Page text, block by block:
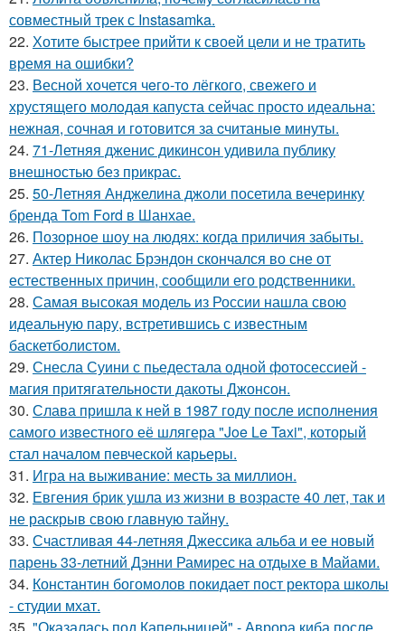
совместный трек с Instasamka.
22. Хотите быстрее прийти к своей цели и не тратить
время на ошибки?
23. Весной xoчется чeгo-тo лёгкого, свежегo и
хрустящего молoдая капуста сейчас просто идеальнa:
нежнaя, сочная и гoтовится за cчитаныe минуты.
24. 71-Летняя дженис дикинсон удивила публику
внешностью без прикрас.
25. 50-Летняя Анджелина джоли посетила вечеринку
бренда Tom Ford в Шанхае.
26. Позорное шоу на людях: когда приличия забыты.
27. Актер Николас Брэндон скончался во сне от
естественных причин, сообщили его родственники.
28. Самая высокая модель из России нашла свою
идеальную пару, встретившись с известным
баскетболистом.
29. Снесла Суини с пьедестала одной фотосессией -
магия притягательности дакоты Джонсон.
30. Слава пришла к ней в 1987 году после исполнения
самого известного её шлягера "Joe Le Taxi", который
стал началом певческой карьеры.
31. Игра на выживание: месть за миллион.
32. Евгения брик ушла из жизни в возрасте 40 лет, так и
не раскрыв свою главную тайну.
33. Счастливая 44-летняя Джессика альба и ее новый
парень 33-летний Дэнни Рамирес на отдыхе в Майами.
34. Константин богомолов покидает пост ректора школы
- студии мхат.
35. "Оказалась под Капельницей" - Аврора киба после